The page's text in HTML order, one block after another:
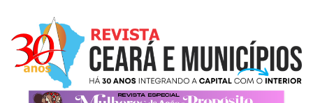
conteúdo